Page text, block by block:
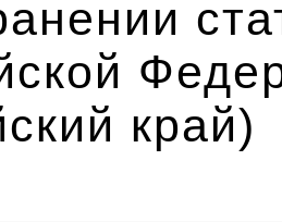
край)